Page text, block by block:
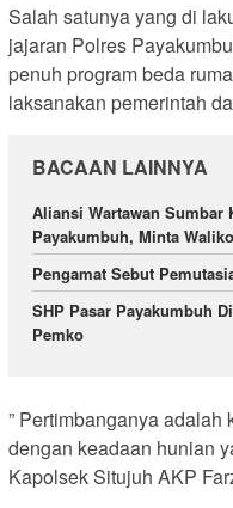
Salah satunya yang di
jajaran Polres
penuh program beda
laksanakan pemerintah
BACAAN LAINNYA
Aliansi Wartawan Sumbar
Payakumbuh, Minta
Pengamat Sebut
SHP Pasar Payakumbuh
Pemko
” Pertimbanganya
dengan keadaan hunian
Kapolsek Situjuh AKP